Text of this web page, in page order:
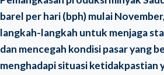
barel per hari (bph) mulai
langkah-langkah untuk menjaga
dan mencegah kondisi pasar yang
menghadapi situasi ketidakpastian